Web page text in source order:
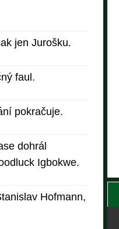
jen Jurošku.
faul.
pokračuje.
dohrál
Igbokwe.
Hofmann,